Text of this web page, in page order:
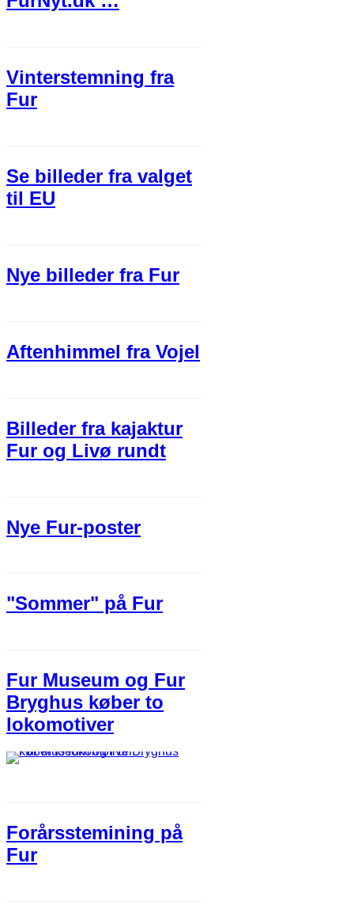
Vinterstemning fra
Fur
Se billeder fra valget
til EU
Nye billeder fra Fur
Aftenhimmel fra Vojel
Billeder fra kajaktur
Fur og Livø rundt
Nye Fur-poster
"Sommer" på Fur
Fur Museum og Fur
Bryghus køber to
lokomotiver
Forårsstemining på
Fur